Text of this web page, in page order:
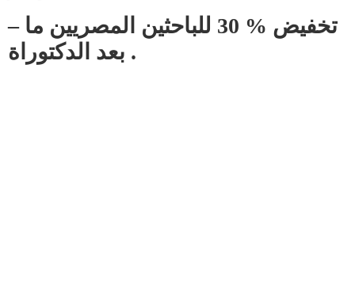
– تخفيض % 30 للباحثين المصريين ما
بعد الدكتوراة .